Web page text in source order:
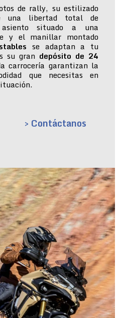
de rally, su estilizado
una libertad total de
situado a una
y el manillar montado
se adaptan a tu
su gran depósito de 24
carrocería garantizan la
que necesitas en
> Contáctanos